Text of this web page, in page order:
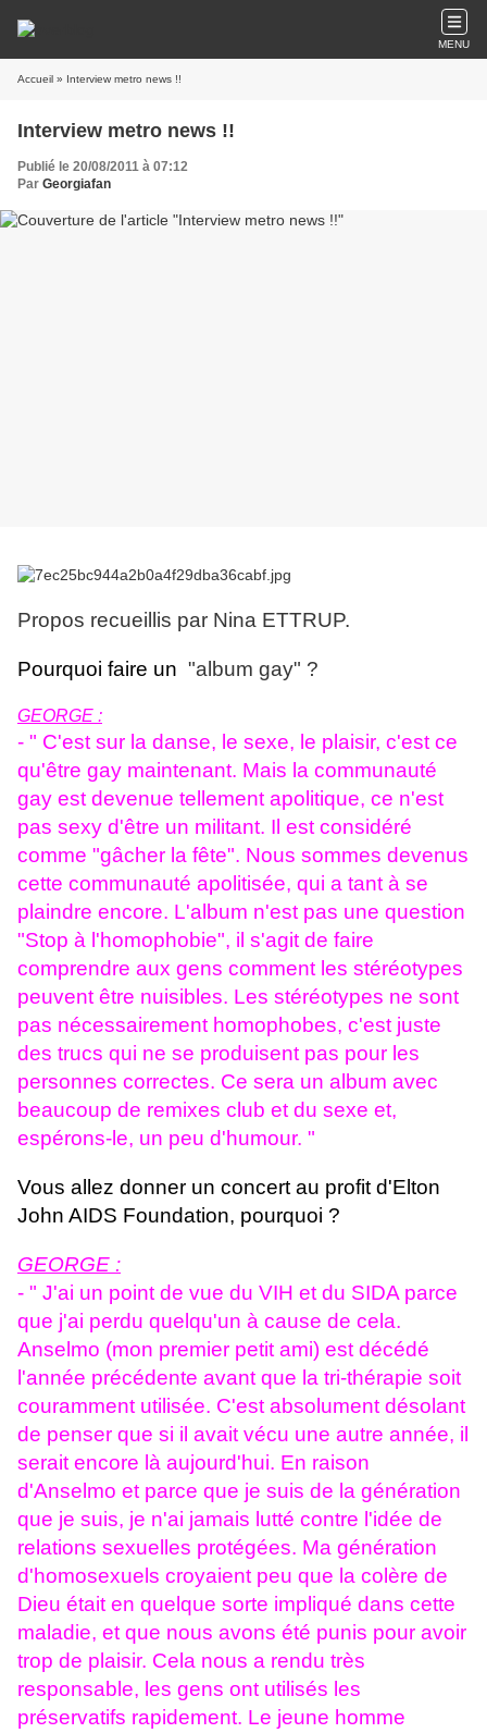
MENU
Accueil » Interview metro news !!
Interview metro news !!
Publié le 20/08/2011 à 07:12
Par Georgiafan
Propos recueillis par Nina ETTRUP.
Pourquoi faire un "album gay" ?
GEORGE :
- " C'est sur la danse, le sexe, le plaisir, c'est ce
qu'être gay maintenant. Mais la communauté
gay est devenue tellement apolitique, ce n'est
pas sexy d'être un militant. Il est considéré
comme "gâcher la fête". Nous sommes devenus
cette communauté apolitisée, qui a tant à se
plaindre encore. L'album n'est pas une question
"Stop à l'homophobie", il s'agit de faire
comprendre aux gens comment les stéréotypes
peuvent être nuisibles. Les stéréotypes ne sont
pas nécessairement homophobes, c'est juste
des trucs qui ne se produisent pas pour les
personnes correctes. Ce sera un album avec
beaucoup de remixes club et du sexe et,
espérons-le, un peu d'humour. "
Vous allez donner un concert au profit d'Elton
John AIDS Foundation, pourquoi ?
GEORGE :
- " J'ai un point de vue du VIH et du SIDA parce
que j'ai perdu quelqu'un à cause de cela.
Anselmo (mon premier petit ami) est décédé
l'année précédente avant que la tri-thérapie soit
couramment utilisée. C'est absolument désolant
de penser que si il avait vécu une autre année, il
serait encore là aujourd'hui. En raison
d'Anselmo et parce que je suis de la génération
que je suis, je n'ai jamais lutté contre l'idée de
relations sexuelles protégées. Ma génération
d'homosexuels croyaient peu que la colère de
Dieu était en quelque sorte impliqué dans cette
maladie, et que nous avons été punis pour avoir
trop de plaisir. Cela nous a rendu très
responsable, les gens ont utilisés les
préservatifs rapidement. Le jeune homme